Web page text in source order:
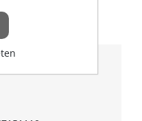
beugel